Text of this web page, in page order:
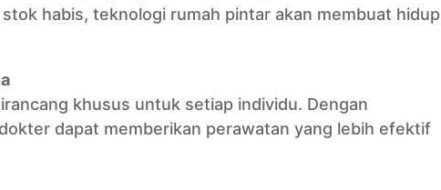
habis, teknologi rumah pintar akan membuat hidup
khusus untuk setiap individu. Dengan
dapat memberikan perawatan yang lebih efektif